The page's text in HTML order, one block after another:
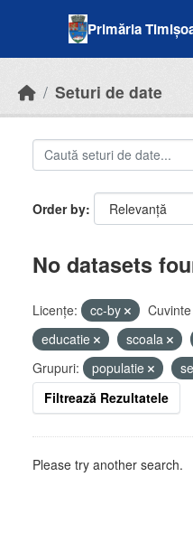
Primăria
Seturi de date
Order by
No datasets
Licenţe: cc-by
educatie
scoala
Grupuri:
populatie
Filtrează Rezultatele
Please try another search.